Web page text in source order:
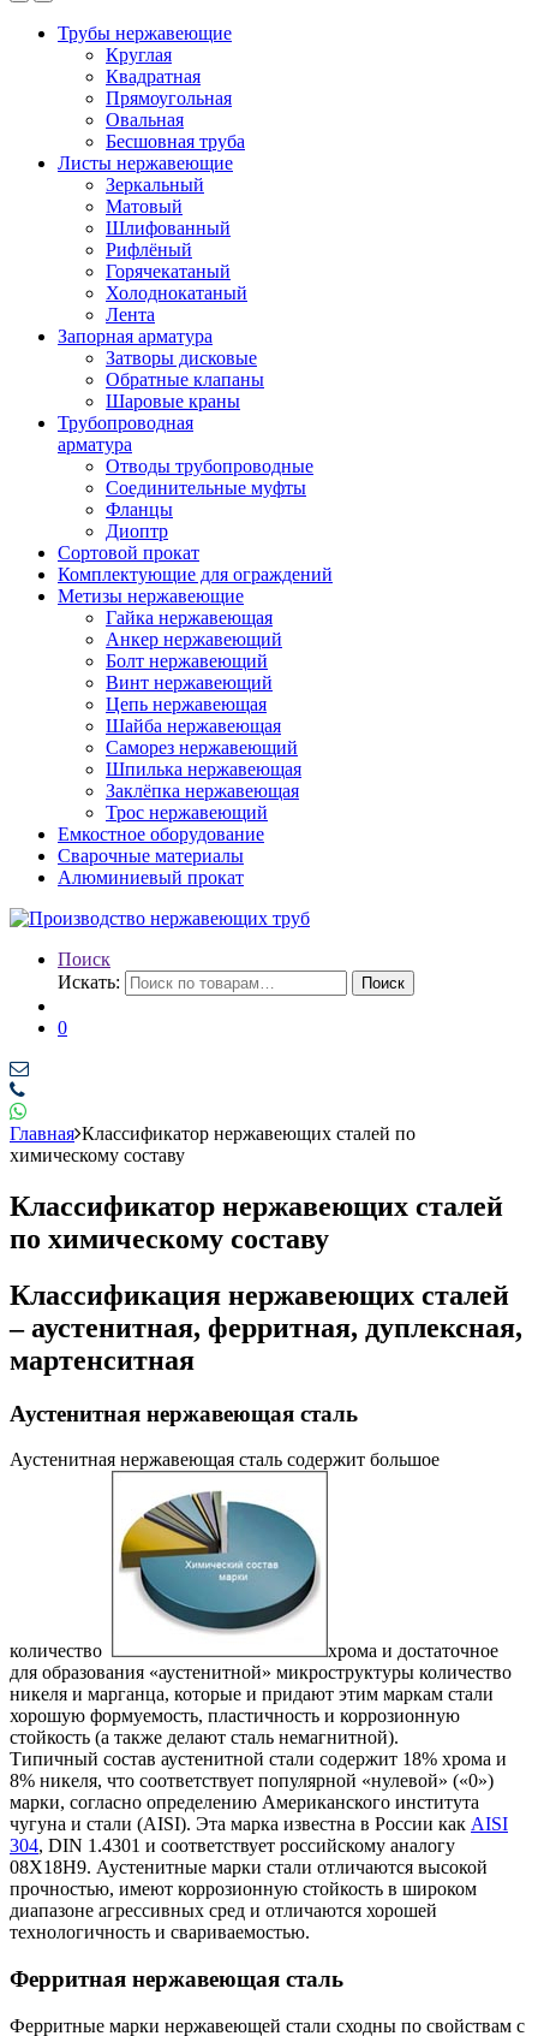
Трубы нержавеющие
Круглая
Квадратная
Прямоугольная
Овальная
Бесшовная труба
Листы нержавеющие
Зеркальный
Матовый
Шлифованный
Рифлёный
Горячекатаный
Холоднокатаный
Лента
Запорная арматура
Затворы дисковые
Обратные клапаны
Шаровые краны
Трубопроводная
арматура
Отводы трубопроводные
Соединительные муфты
Фланцы
Диоптр
Сортовой прокат
Комплектующие для ограждений
Метизы нержавеющие
Гайка нержавеющая
Анкер нержавеющий
Болт нержавеющий
Винт нержавеющий
Цепь нержавеющая
Шайба нержавеющая
Саморез нержавеющий
Шпилька нержавеющая
Заклёпка нержавеющая
Трос нержавеющий
Емкостное оборудование
Сварочные материалы
Алюминиевый прокат
Поиск
Искать:
Поиск
0
Главная Классификатор нержавеющих сталей по
химическому составу
Классификатор нержавеющих сталей
по химическому составу
Классификация нержавеющих сталей
– аустенитная, ферритная, дуплексная,
мартенситная
Аустенитная нержавеющая сталь
Аустенитная нержавеющая сталь содержит большое
количество
хрома и достаточное
для образования «аустенитной» микроструктуры количество
никеля и марганца, которые и придают этим маркам стали
хорошую формуемость, пластичность и коррозионную
стойкость (а также делают сталь немагнитной).
Типичный состав аустенитной стали содержит 18% хрома и
8% никеля, что соответствует популярной «нулевой» («0»)
марки, согласно определению Американского института
чугуна и стали (AISI). Эта марка известна в России как AISI
304, DIN 1.4301 и соответствует российскому аналогу
08Х18Н9. Аустенитные марки стали отличаются высокой
прочностью, имеют коррозионную стойкость в широком
диапазоне агрессивных сред и отличаются хорошей
технологичность и свариваемостью.
Ферритная нержавеющая сталь
Ферритные марки нержавеющей стали сходны по свойствам с